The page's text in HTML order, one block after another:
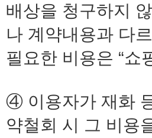
배상을 청구하지
나 계약내용과 다
필요한 비용은 “쇼
④ 이용자가 재화
약철회 시 그 비용